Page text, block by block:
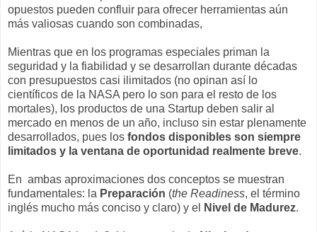
opuestos pueden confluir para ofrecer herramientas aún
más valiosas cuando son combinadas,
Mientras que en los programas especiales priman la
seguridad y la fiabilidad y se desarrollan durante décadas
con presupuestos casi ilimitados (no opinan así lo
científicos de la NASA pero lo son para el resto de los
mortales), los productos de una Startup deben salir al
mercado en menos de un año, incluso sin estar plenamente
desarrollados, pues los fondos disponibles son siempre
limitados y la ventana de oportunidad realmente breve.
En ambas aproximaciones dos conceptos se muestran
fundamentales: la Preparación (the Readiness, el término
inglés mucho más conciso y claro) y el
Nivel de Madurez.